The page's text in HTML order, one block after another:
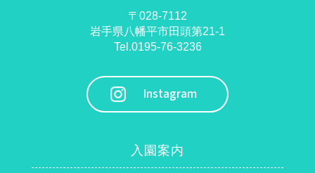
〒028-7112
岩手県八幡平市田頭第21-1
Tel.0195-76-3236
Instagram
入園案内